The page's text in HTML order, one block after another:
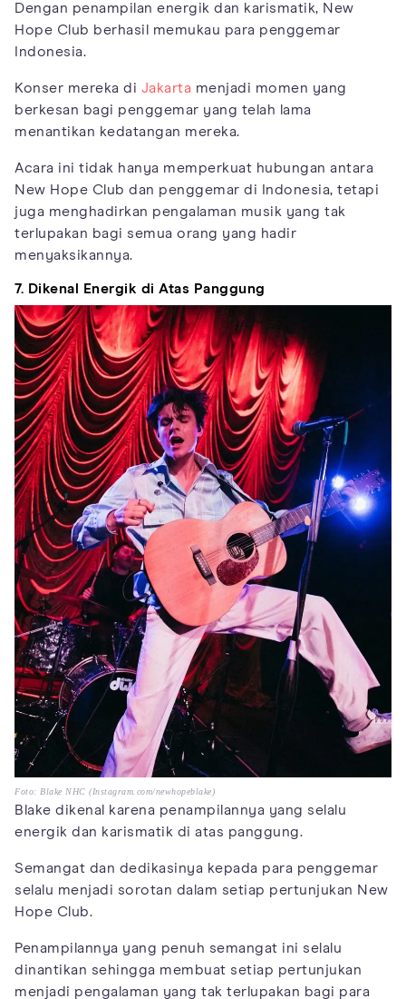
Dengan penampilan energik dan karismatik, New
Hope Club berhasil memukau para penggemar
Indonesia.
Konser mereka di Jakarta menjadi momen yang
berkesan bagi penggemar yang telah lama
menantikan kedatangan mereka.
Acara ini tidak hanya memperkuat hubungan antara
New Hope Club dan penggemar di Indonesia, tetapi
juga menghadirkan pengalaman musik yang tak
terlupakan bagi semua orang yang hadir
menyaksikannya.
7. Dikenal Energik di Atas Panggung
Foto: Blake NHC (Instagram.com/newhopeblake)
Blake dikenal karena penampilannya yang selalu
energik dan karismatik di atas panggung.
Semangat dan dedikasinya kepada para penggemar
selalu menjadi sorotan dalam setiap pertunjukan New
Hope Club.
Penampilannya yang penuh semangat ini selalu
dinantikan sehingga membuat setiap pertunjukan
menjadi pengalaman yang tak terlupakan bagi para